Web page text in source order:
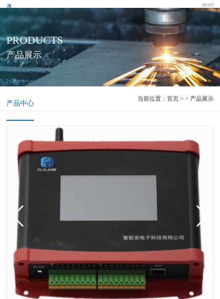
PRODUCTS
产品展示
产品中心
当前位置： 首页> > 产品展示